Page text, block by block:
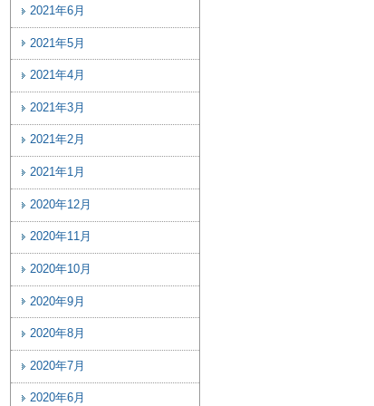
2021年6月
2021年5月
2021年4月
2021年3月
2021年2月
2021年1月
2020年12月
2020年11月
2020年10月
2020年9月
2020年8月
2020年7月
2020年6月